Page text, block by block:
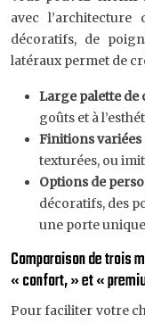
avec l’architecture
décoratifs, de
latéraux permet de
Large palette de
goûts et à
Finitions variées
texturées, ou
Options de
décoratifs, des
une porte
Comparaison de trois
« confort, » et «
Pour faciliter votre